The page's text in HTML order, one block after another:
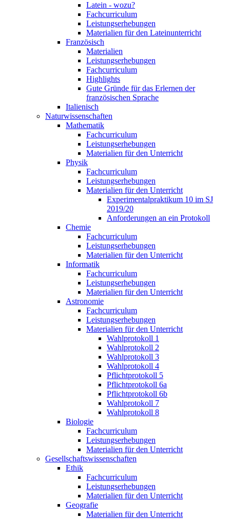
Latein - wozu?
Fachcurriculum
Leistungserhebungen
Materialien für den Lateinunterricht
Französisch
Materialien
Leistungserhebungen
Fachcurriculum
Highlights
Gute Gründe für das Erlernen der
französischen Sprache
Italienisch
Naturwissenschaften
Mathematik
Fachcurriculum
Leistungserhebungen
Materialien für den Unterricht
Physik
Fachcurriculum
Leistungserhebungen
Materialien für den Unterricht
Experimentalpraktikum 10 im SJ
2019/20
Anforderungen an ein Protokoll
Chemie
Fachcurriculum
Leistungserhebungen
Materialien für den Unterricht
Informatik
Fachcurriculum
Leistungserhebungen
Materialien für den Unterricht
Astronomie
Fachcurriculum
Leistungserhebungen
Materialien für den Unterricht
Wahlprotokoll 1
Wahlprotokoll 2
Wahlprotokoll 3
Wahlprotokoll 4
Pflichtprotokoll 5
Pflichtprotokoll 6a
Pflichtprotokoll 6b
Wahlprotokoll 7
Wahlprotokoll 8
Biologie
Fachcurriculum
Leistungserhebungen
Materialien für den Unterricht
Gesellschaftswissenschaften
Ethik
Fachcurriculum
Leistungserhebungen
Materialien für den Unterricht
Geografie
Materialien für den Unterricht